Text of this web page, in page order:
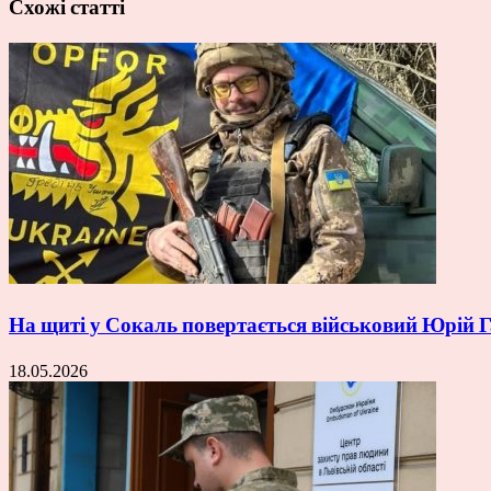
Схожі статті
На щиті у Сокаль повертається військовий Юрій
18.05.2026